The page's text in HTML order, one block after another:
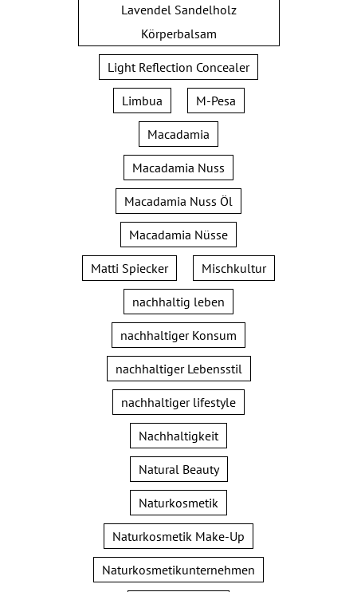
Lavendel Sandelholz
Körperbalsam
Light Reflection Concealer
Limbua M-Pesa
Macadamia
Macadamia Nuss
Macadamia Nuss Öl
Macadamia Nüsse
Matti Spiecker Mischkultur
nachhaltig leben
nachhaltiger Konsum
nachhaltiger Lebensstil
nachhaltiger lifestyle
Nachhaltigkeit
Natural Beauty
Naturkosmetik
Naturkosmetik Make-Up
Naturkosmetikunternehmen